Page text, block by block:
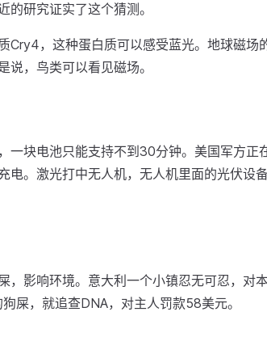
研究证实了这个猜测。
Cry4，这种蛋白质可以感受蓝光。地球磁场
，鸟类可以看见磁场。
一块电池只能支持不到30分钟。美国军方正
电。激光打中无人机，无人机里面的光伏设
，影响环境。意大利一个小镇忍无可忍，对
屎，就追查DNA，对主人罚款58美元。